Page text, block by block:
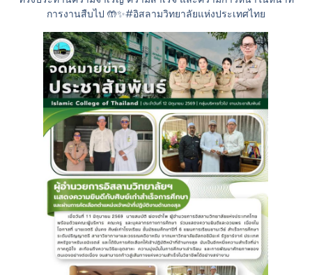
การงานสืบไป 🤲✨#อิสลามวิทยาลัยแห่งประเทศไทย